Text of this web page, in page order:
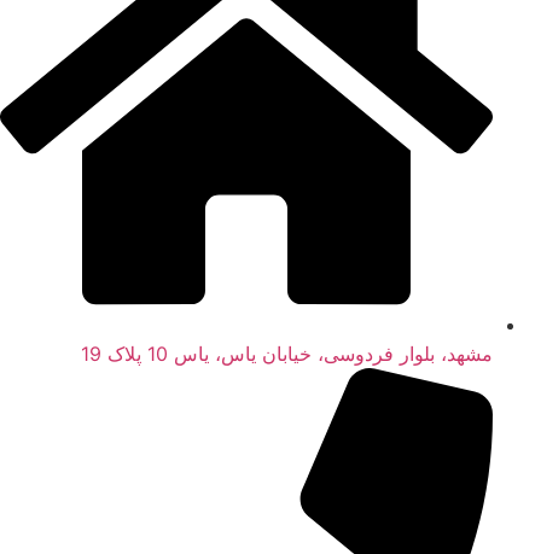
مشهد، بلوار فردوسی، خیابان یاس، یاس 10 پلاک 19